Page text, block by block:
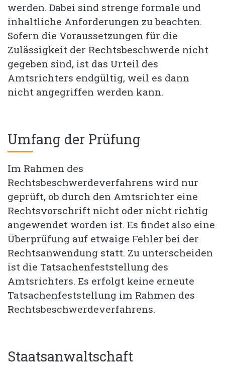
werden. Dabei sind strenge formale und
inhaltliche Anforderungen zu beachten.
Sofern die Voraussetzungen für die
Zulässigkeit der Rechtsbeschwerde nicht
gegeben sind, ist das Urteil des
Amtsrichters endgültig, weil es dann
nicht angegriffen werden kann.
Umfang der Prüfung
Im Rahmen des
Rechtsbeschwerdeverfahrens wird nur
geprüft, ob durch den Amtsrichter eine
Rechtsvorschrift nicht oder nicht richtig
angewendet worden ist. Es findet also eine
Überprüfung auf etwaige Fehler bei der
Rechtsanwendung statt. Zu unterscheiden
ist die Tatsachenfeststellung des
Amtsrichters. Es erfolgt keine erneute
Tatsachenfeststellung im Rahmen des
Rechtsbeschwerdeverfahrens.
Staatsanwaltschaft